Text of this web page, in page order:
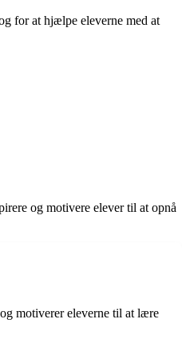
for at hjælpe eleverne med at
og motivere elever til at opnå
motiverer eleverne til at lære